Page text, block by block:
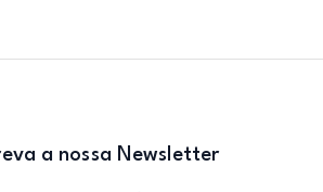
a nossa Newsletter